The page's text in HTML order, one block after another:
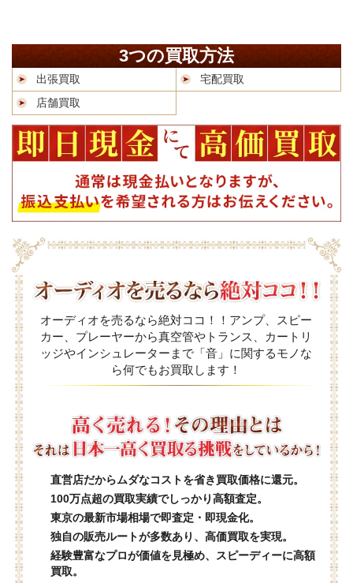
3つの買取方法
出張買取
宅配買取
店舗買取
オーディオを売るなら絶対ココ！！アンプ、スピー
カー、プレーヤーから真空管やトランス、カートリ
ッジやインシュレーターまで「音」に関するモノな
ら何でもお買取します！
直営店だからムダなコストを省き買取価格に還元。
100万点超の買取実績でしっかり高額査定。
東京の最新市場相場で即査定・即現金化。
独自の販売ルートが多数あり、高価買取を実現。
経験豊富なプロが価値を見極め、スピーディーに高額
買取。